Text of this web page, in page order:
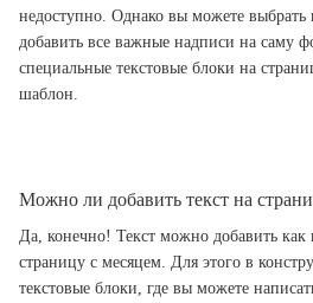
недоступно. Однако вы можете выбрать
добавить все важные надписи на саму
специальные текстовые блоки на
шаблон.
Можно ли добавить текст на
Да, конечно! Текст можно добавить
страницу с месяцем. Для этого в
текстовые блоки, где вы можете